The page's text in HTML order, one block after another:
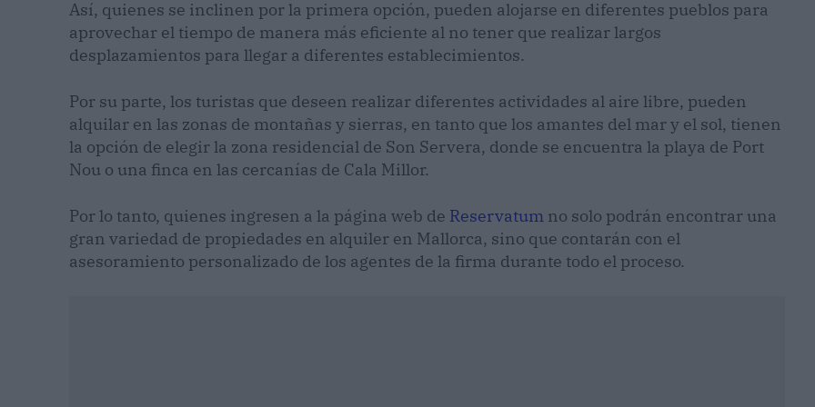
Así, quienes se inclinen por la primera opción, pueden alojarse en diferentes pueblos para
aprovechar el tiempo de manera más eficiente al no tener que realizar largos
desplazamientos para llegar a diferentes establecimientos.
Por su parte, los turistas que deseen realizar diferentes actividades al aire libre, pueden
alquilar en las zonas de montañas y sierras, en tanto que los amantes del mar y el sol, tienen
la opción de elegir la zona residencial de Son Servera, donde se encuentra la playa de Port
Nou o una finca en las cercanías de Cala Millor.
Por lo tanto, quienes ingresen a la página web de Reservatum no solo podrán encontrar una
gran variedad de propiedades en alquiler en Mallorca, sino que contarán con el
asesoramiento personalizado de los agentes de la firma durante todo el proceso.